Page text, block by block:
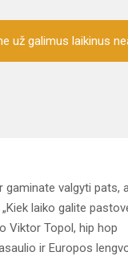
už galimus laikinus
gaminate valgyti pats,
laiko galite
Viktor Topol, hip hop
ir Europos